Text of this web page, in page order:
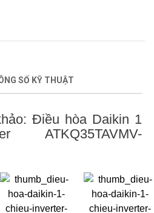
SỐ KỸ THUẬT
Điều hòa Daikin 1
ATKQ35TAVMV-